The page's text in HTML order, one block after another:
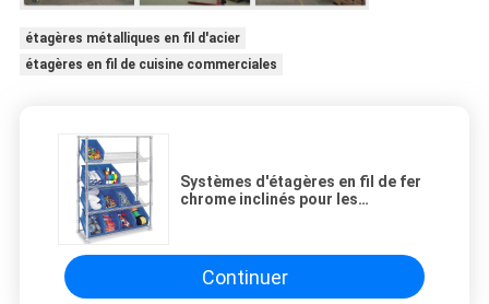
étagères métalliques en fil d'acier
étagères en fil de cuisine commerciales
Systèmes d'étagères en fil de fer
chrome inclinés pour les
Continuer